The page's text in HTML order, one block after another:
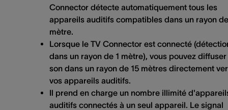
Connector détecte automatiquement tous les
appareils auditifs compatibles dans un rayon
mètre.
Lorsque le TV Connector est connecté
dans un rayon de 1 mètre), vous pouvez diffuser
son dans un rayon de 15 mètres directement
vos appareils auditifs.
Il prend en charge un nombre illimité
auditifs connectés à un seul appareil. Le signal